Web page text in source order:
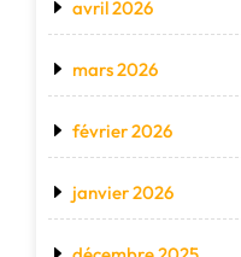
avril 2026
mars 2026
février 2026
janvier 2026